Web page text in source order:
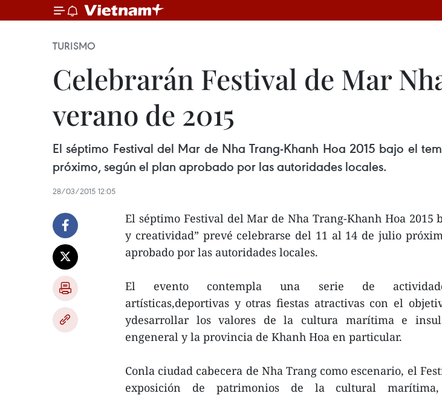
TURISMO
Celebrarán Festival de Mar
verano de 2015
El séptimo Festival del Mar de Nha Trang-Khanh Hoa 2015 bajo el
próximo, según el plan aprobado por las autoridades locales.
28/03/2015 12:05
El séptimo Festival del Mar de Nha Trang-Khanh Hoa 2015
y creatividad” prevé celebrarse del 11 al 14 de julio
aprobado por las autoridades locales.
El evento contempla una serie de
artísticas,deportivas y otras fiestas atractivas con el
ydesarrollar los valores de la cultura marítima e
engeneral y la provincia de Khanh Hoa en particular.
Conla ciudad cabecera de Nha Trang como escenario, el
exposición de patrimonios de la cultural